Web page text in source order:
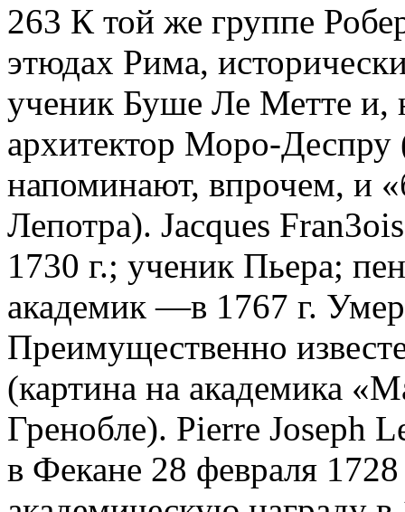
263 К той же группе
этюдах Рима,
ученик Буше Ле Метте и,
архитектор Моро-Деспру
напоминают, впрочем, и
Лепотра). Jacques
1730 г.; ученик Пьера;
академик —в 1767 г.
Преимущественно
(карти­на на академика
Гренобле). Pierre Joseph
в Фекане 28 февраля